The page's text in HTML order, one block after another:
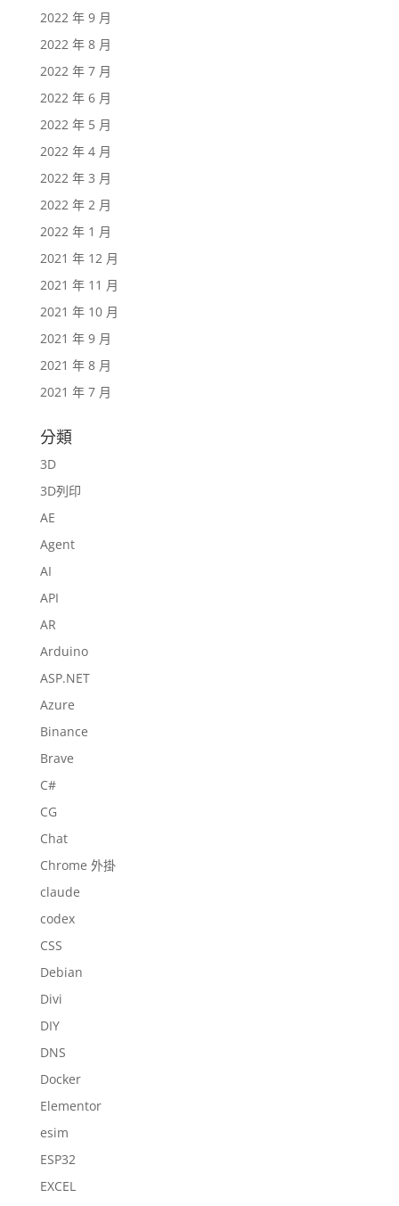
2022 年 9 月
2022 年 8 月
2022 年 7 月
2022 年 6 月
2022 年 5 月
2022 年 4 月
2022 年 3 月
2022 年 2 月
2022 年 1 月
2021 年 12 月
2021 年 11 月
2021 年 10 月
2021 年 9 月
2021 年 8 月
2021 年 7 月
分類
3D
3D列印
AE
Agent
AI
API
AR
Arduino
ASP.NET
Azure
Binance
Brave
C#
CG
Chat
Chrome 外掛
claude
codex
CSS
Debian
Divi
DIY
DNS
Docker
Elementor
esim
ESP32
EXCEL